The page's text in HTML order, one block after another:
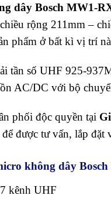
dây Bosch MW1-
rộng 211mm –
phẩm ở bất kì vị trí
tần số UHF 925-
AC/DC với bộ
phối độc quyền tại
được tư vấn, lắp đặt
không dây
kênh UHF